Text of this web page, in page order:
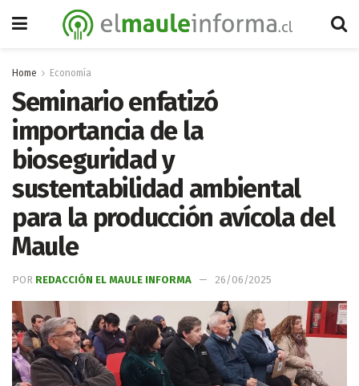
Home Economía
Seminario enfatizó
importancia de la
bioseguridad y
sustentabilidad ambiental
para la producción avícola del
Maule
POR REDACCIÓN EL MAULE INFORMA 26/06/2025